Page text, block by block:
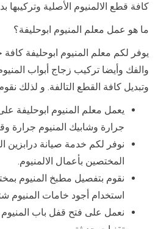
كافة قطع الالمنيوم الأصلية وتركيبها
ما هو عمل معلم المنيوم ابوحليفة؟
يوفر لكم معلم المنيوم ابوحليفة
والفك وأيضا تركيب زجاج أبواب
وتبديل كافة القطع التالفة. و لذلك
يعمل معلم المنيوم ابوحليفة
جرارة وشابيك المنيوم جرارة
نوفر لكم خدمة صيانة درابزين
المختصين بأعمال الالمنيوم.
نقوم بتفصيل مطبخ المنيوم
استخدام أجود خامات المنيوم
نعمل على فتح قفل باب